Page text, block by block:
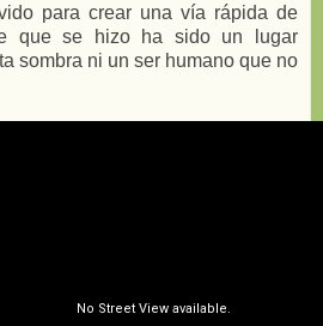
para crear una vía rápida de
que se hizo ha sido un lugar
sombra ni un ser humano que no